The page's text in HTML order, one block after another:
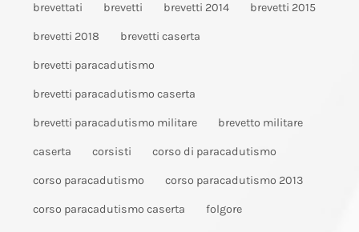
brevettati brevetti brevetti 2014 brevetti 2015
brevetti 2018 brevetti caserta
brevetti paracadutismo
brevetti paracadutismo caserta
brevetti paracadutismo militare brevetto militare
caserta corsisti corso di paracadutismo
corso paracadutismo corso paracadutismo 2013
corso paracadutismo caserta folgore